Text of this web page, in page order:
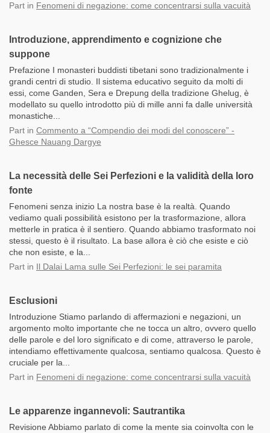
Part in Fenomeni di negazione: come concentrarsi sulla vacuità
Introduzione, apprendimento e cognizione che
suppone
Prefazione I monasteri buddisti tibetani sono tradizionalmente i
grandi centri di studio. Il sistema educativo seguito da molti di
essi, come Ganden, Sera e Drepung della tradizione Ghelug, è
modellato su quello introdotto più di mille anni fa dalle università
monastiche...
Part in Commento a “Compendio dei modi del conoscere” -
Ghesce Nauang Dargye
La necessità delle Sei Perfezioni e la validità della loro
fonte
Fenomeni senza inizio La nostra base è la realtà. Quando
vediamo quali possibilità esistono per la trasformazione, allora
metterle in pratica è il sentiero. Quando abbiamo trasformato noi
stessi, questo è il risultato. La base allora è ciò che esiste e ciò
che non esiste, e la...
Part in Il Dalai Lama sulle Sei Perfezioni: le sei paramita
Esclusioni
Introduzione Stiamo parlando di affermazioni e negazioni, un
argomento molto importante che ne tocca un altro, ovvero quello
delle parole e del loro significato e di come, attraverso le parole,
intendiamo effettivamente qualcosa, sentiamo qualcosa. Questo è
cruciale per la...
Part in Fenomeni di negazione: come concentrarsi sulla vacuità
Le apparenze ingannevoli: Sautrantika
Revisione Abbiamo parlato di come la mente sia coinvolta con le